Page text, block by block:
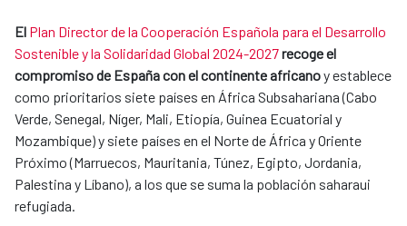
El Plan Director de la Cooperación Española para el Desarrollo
Sostenible y la Solidaridad Global 2024-2027recoge el
compromiso de España con el continente africanoy establece
como prioritarios siete países en África Subsahariana (Cabo
Verde, Senegal, Níger, Mali, Etiopía, Guinea Ecuatorial y
Mozambique) y siete países en el Norte de África y Oriente
Próximo (Marruecos, Mauritania, Túnez, Egipto, Jordania,
Palestina y Líbano), a los que se suma la población saharaui
refugiada.